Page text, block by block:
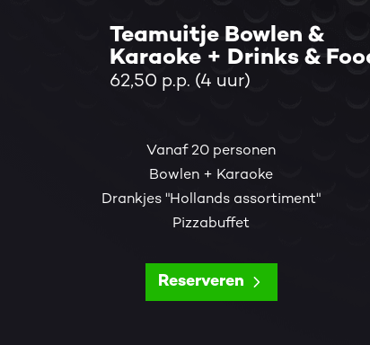
Teamuitje Bowlen &
Karaoke + Drinks &
62,50 p.p. (4 uur)
Vanaf 20 personen
Bowlen + Karaoke
Drankjes "Hollands assortiment"
Pizzabuffet
Reserveren